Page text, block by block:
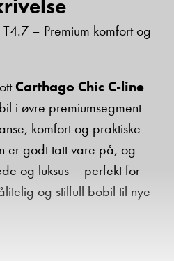
– Premium komfort og
Carthago Chic C-line
i øvre premiumsegment
komfort og praktiske
er godt tatt vare på, og
og luksus – perfekt for
og stilfull bobil til nye